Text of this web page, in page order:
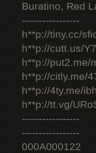
Buratino, Red
-----------------
h**p://tiny.cc/
h**p://cutt.us/
h**p://put2.me/
h**p://citly.me/
h**p://4ty.me/
h**p://tt.vg/
-----------------
-----------------
000A000122